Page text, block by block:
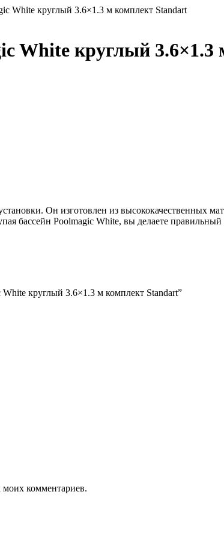
White круглый 3.6×1.3 м комплект Standart
White круглый
Он изготовлен из высококачественных
бассейн Poolmagic White, вы делаете
круглый 3.6×1.3 м комплект Standart”
моих комментариев.